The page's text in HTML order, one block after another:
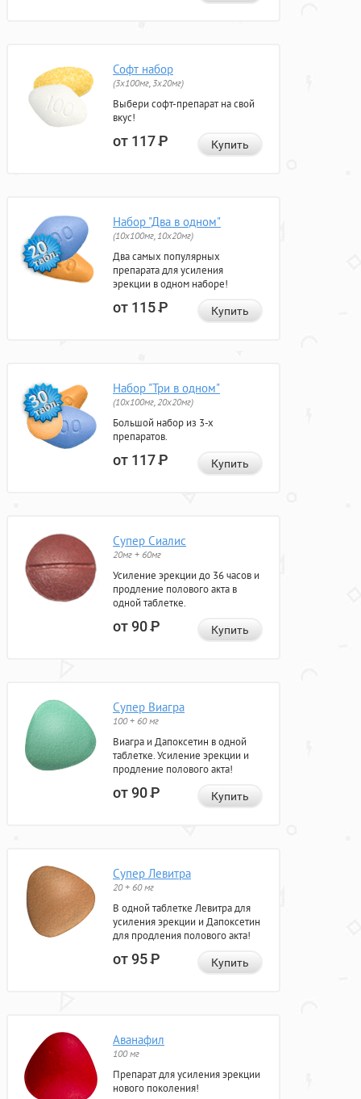
Софт набор
(3x100мг, 3x20мг)
Выбери софт-препарат на свой
вкус!
от 117Р Купить
Набор "Два в одном"
(10x100мг, 10x20мг)
Два самых популярных
препарата для усиления
эрекции в одном наборе!
от 115Р Купить
Набор "Три в одном"
(10x100мг, 20x20мг)
Большой набор из 3-х
препаратов.
от 117Р Купить
Супер Сиалис
20мг + 60мг
Усиление эрекции до 36 часов и
продление полового акта в
одной таблетке.
от 90Р Купить
Супер Виагра
100 + 60 мг
Виагра и Дапоксетин в одной
таблетке. Усиление эрекции и
продление полового акта!
от 90Р Купить
Супер Левитра
20 + 60 мг
В одной таблетке Левитра для
усиления эрекции и Дапоксетин
для продления полового акта!
от 95Р Купить
Аванафил
100 мг
Препарат для усиления эрекции
нового поколения!